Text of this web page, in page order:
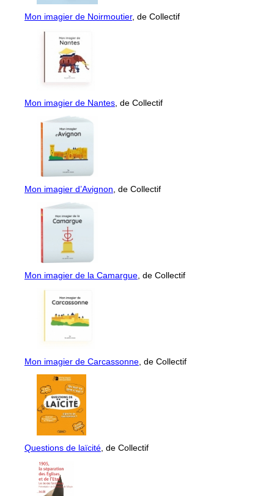
Mon imagier de Noirmoutier, de Collectif
Mon imagier de Nantes, de Collectif
Mon imagier d’Avignon, de Collectif
Mon imagier de la Camargue, de Collectif
Mon imagier de Carcassonne, de Collectif
Questions de laïcité, de Collectif